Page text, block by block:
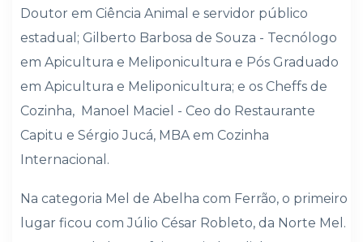
Doutor em Ciência Animal e servidor público
estadual; Gilberto Barbosa de Souza - Tecnólogo
em Apicultura e Meliponicultura e Pós Graduado
em Apicultura e Meliponicultura; e os Cheffs de
Cozinha, Manoel Maciel - Ceo do Restaurante
Capitu e Sérgio Jucá, MBA em Cozinha
Internacional.
Na categoria Mel de Abelha com Ferrão, o primeiro
lugar ficou com Júlio César Robleto, da Norte Mel.